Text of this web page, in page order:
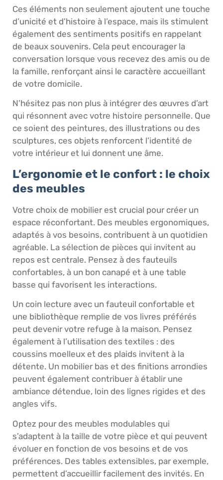
Ces éléments non seulement ajoutent une touche
d’unicité et d’histoire à l’espace, mais ils stimulent
également des sentiments positifs en rappelant
de beaux souvenirs. Cela peut encourager la
conversation lorsque vous recevez des amis ou de
la famille, renforçant ainsi le caractère accueillant
de votre domicile.
N’hésitez pas non plus à intégrer des œuvres d’art
qui résonnent avec votre histoire personnelle. Que
ce soient des peintures, des illustrations ou des
sculptures, ces objets renforcent l’identité de
votre intérieur et lui donnent une âme.
L’ergonomie et le confort : le choix
des meubles
Votre choix de mobilier est crucial pour créer un
espace réconfortant. Des meubles ergonomiques,
adaptés à vos besoins, contribuent à un quotidien
agréable. La sélection de pièces qui invitent au
repos est centrale. Pensez à des fauteuils
confortables, à un bon canapé et à une table
basse qui favorisent les interactions.
Un coin lecture avec un fauteuil confortable et
une bibliothèque remplie de vos livres préférés
peut devenir votre refuge à la maison. Pensez
également à l’utilisation des textiles : des
coussins moelleux et des plaids invitent à la
détente. Un mobilier bas et des finitions arrondies
peuvent également contribuer à établir une
ambiance détendue, loin des lignes rigides et des
angles vifs.
Optez pour des meubles modulables qui
s’adaptent à la taille de votre pièce et qui peuvent
évoluer en fonction de vos besoins et de vos
préférences. Des tables extensibles, par exemple,
permettent d’accueillir facilement des invités. En